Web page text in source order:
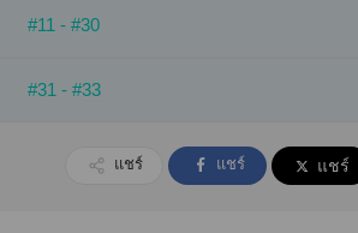
#11 - #30
#31 - #33
แชร์ แชร์ แชร์